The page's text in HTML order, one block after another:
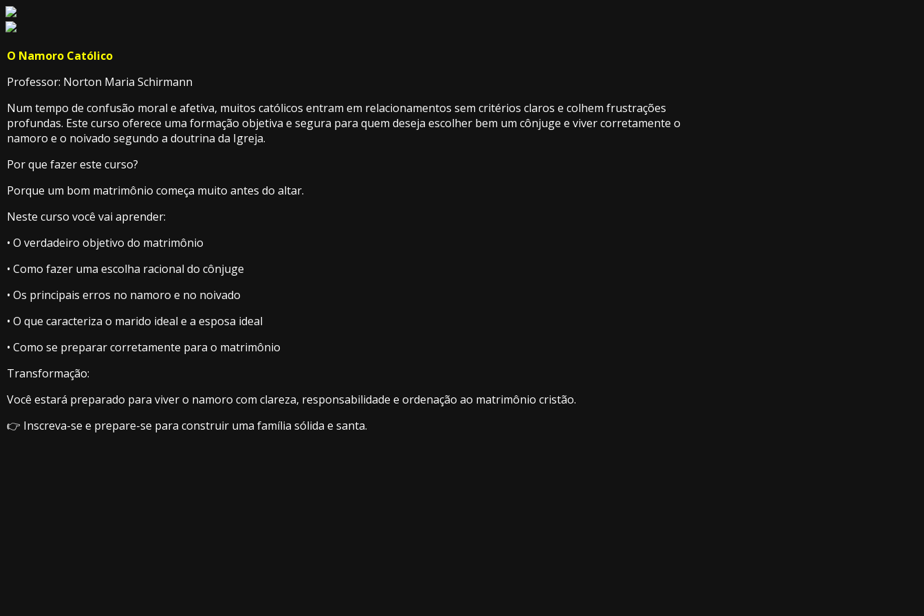
O Namoro Católico
Professor: Norton Maria Schirmann
Num tempo de confusão moral e afetiva, muitos católicos entram em relacionamentos sem critérios claros e colhem frustrações
profundas. Este curso oferece uma formação objetiva e segura para quem deseja escolher bem um cônjuge e viver corretamente o
namoro e o noivado segundo a doutrina da Igreja.
Por que fazer este curso?
Porque um bom matrimônio começa muito antes do altar.
Neste curso você vai aprender:
• O verdadeiro objetivo do matrimônio
• Como fazer uma escolha racional do cônjuge
• Os principais erros no namoro e no noivado
• O que caracteriza o marido ideal e a esposa ideal
• Como se preparar corretamente para o matrimônio
Transformação:
Você estará preparado para viver o namoro com clareza, responsabilidade e ordenação ao matrimônio cristão.
👉 Inscreva-se e prepare-se para construir uma família sólida e santa.